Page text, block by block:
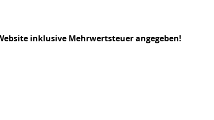
inklusive Mehrwertsteuer angegeben!